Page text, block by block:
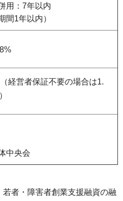
用：7年以内
間1年以内）
経営者保証不要の場合は1.
中央会
者・障害者創業支援融資の融